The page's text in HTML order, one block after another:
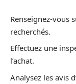
Renseignez-vous
recherchés.
Effectuez une
l’achat.
Analysez les avis